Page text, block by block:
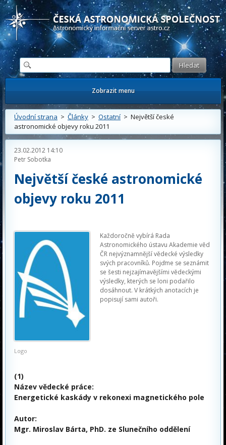
Česká astronomická společnost - Informační astronomický server
Zobrazit menu
Úvodní strana > Články > Ostatní> Největší české
astronomické objevy roku 2011
23.02.2012 14:10
Petr Sobotka
Největší české astronomické
objevy roku 2011
Logo
Každoročně vybírá Rada
Astronomického ústavu Akademie věd
ČR nejvýznamnější vědecké výsledky
svých pracovníků. Pojďme se seznámit
se šesti nejzajímavějšími vědeckými
výsledky, kterých se loni podařilo
dosáhnout. V krátkých anotacích je
popisují sami autoři.
(1)
Název vědecké práce:
Energetické kaskády v rekonexi magnetického pole
Autor:
Mgr. Miroslav Bárta, PhD. ze Slunečního oddělení